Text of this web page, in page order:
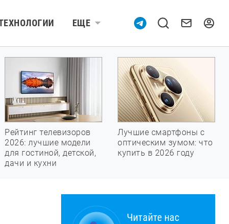
ЕЩЕ
Рейтинг телевизоров
2026: лучшие модели
для гостиной, детской,
дачи и кухни
Лучшие смартфоны с
оптическим зумом: что
купить в 2026 году
Читайте нас